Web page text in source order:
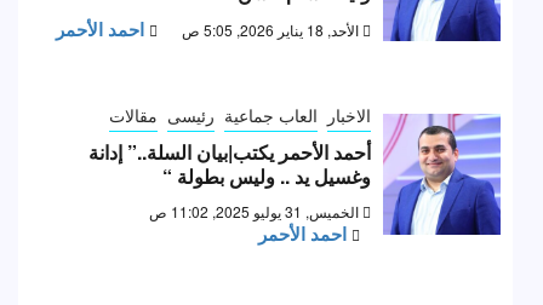
الأحد, 18 يناير 2026, 5:05 ص احمد الأحمر
الاخبار العاب جماعية رئيسى مقالات
أحمد الأحمر يكتب|بيان السلة..” إدانة
وغسيل يد .. وليس بطولة “
الخميس, 31 يوليو 2025, 11:02 ص
احمد الأحمر